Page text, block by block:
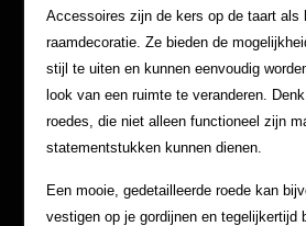
Accessoires zijn de kers op de taart als
raamdecoratie. Ze bieden de
stijl te uiten en kunnen eenvoudig
look van een ruimte te veranderen.
roedes, die niet alleen functioneel zijn
statementstukken kunnen dienen.
Een mooie, gedetailleerde roede kan
vestigen op je gordijnen en tegelijkertijd